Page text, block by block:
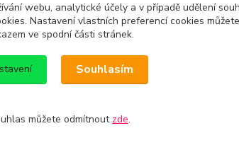
webu, analytické účely a v případě udělení
Nastavení vlastních preferencí cookies
ve spodní části stránek.
Souhlasím
můžete odmítnout zde.